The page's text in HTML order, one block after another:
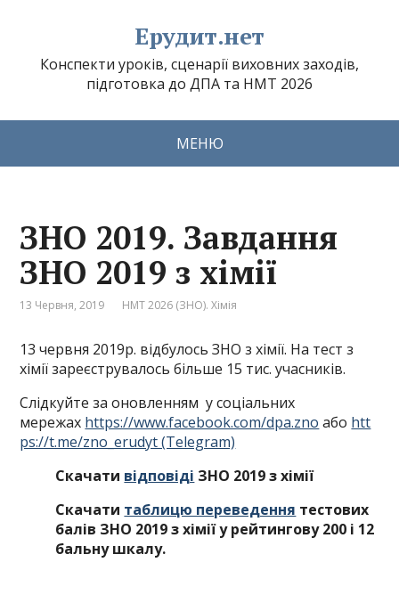
Ерудит.нет
Конспекти уроків, сценарії виховних заходів,
підготовка до ДПА та НМТ 2026
МЕНЮ
ЗНО 2019. Завдання
ЗНО 2019 з хімії
13 Червня, 2019 НМТ 2026 (ЗНО). Хімія
13 червня 2019р. відбулось ЗНО з хімії. На тест з
хімії зареєструвалось більше 15 тис. учасників.
Слідкуйте за оновленням у соціальних
мережах https://www.facebook.com/dpa.zno або htt
ps://t.me/zno_erudyt (Telegram)
Скачати відповіді ЗНО 2019 з хімії
Скачати таблицю переведення тестових
балів ЗНО 2019 з хімії у рейтингову 200 і 12
бальну шкалу.